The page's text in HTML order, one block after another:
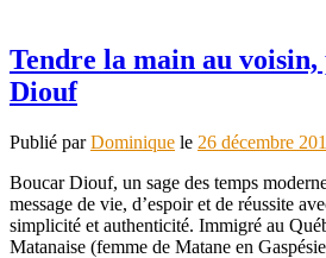
Tendre la main au
Diouf
Publié parDominique le 26 décembre
Boucar Diouf, un sage des temps
message de vie, d’espoir et de réussite
simplicité et authenticité. Immigré au
Matanaise (femme de Matane en